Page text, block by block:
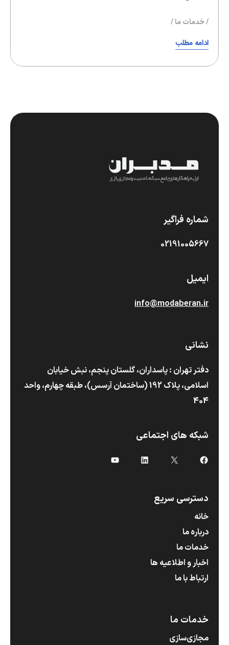
خدمات ما
ادامه مطلب
شماره فراگیر
02191005667
ایمیل
info@modaberan.ir
نشانی
دفتر تهران : پاسداران، گلستان پنجم، نبش خیابان
اسلامی، پلاک 192 (ساختمان آرسس)،‌ طبقه چهارم، واحد
404
شبکه های اجتماعی
فیس‌بوک
X لینکداینیوتیوب
دسترسی سریع
خانه
درباره ما
خدمات ما
اخبار و اطلاعیه ها
ارتباط با ما
خدمات ما
مجازی‌سازی